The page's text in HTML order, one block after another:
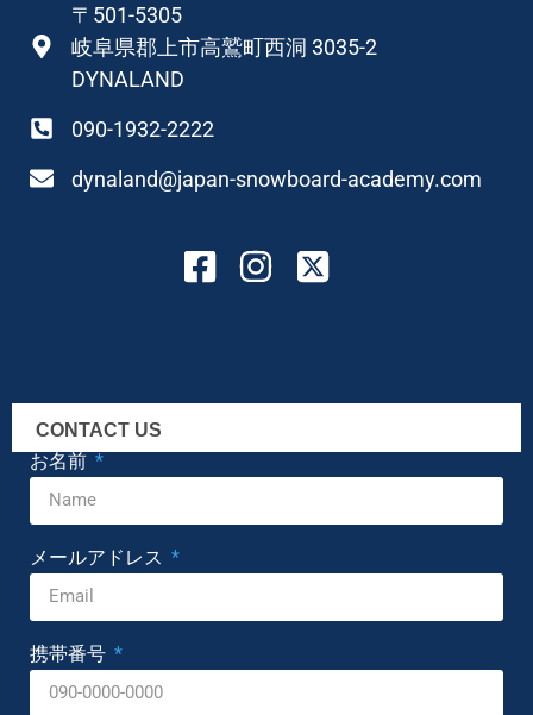
〒501-5305
岐阜県郡上市高鷲町西洞 3035-2
DYNALAND
090-1932-2222
dynaland@japan-snowboard-academy.com
CONTACT US
お名前
メールアドレス
携帯番号